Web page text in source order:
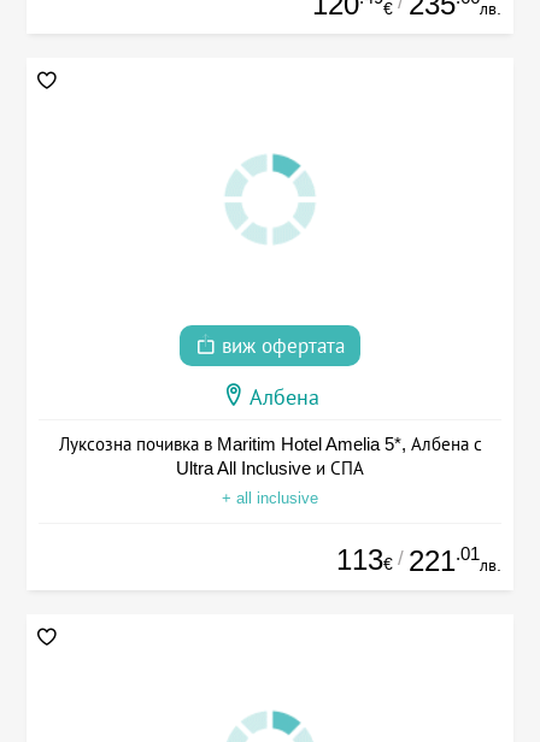
€ лв.
виж офертата
Албена
Луксозна почивка в Maritim Hotel Amelia 5*, Албена с
Ultra All Inclusive и СПА
+ all inclusive
113€ / 221.01
лв.